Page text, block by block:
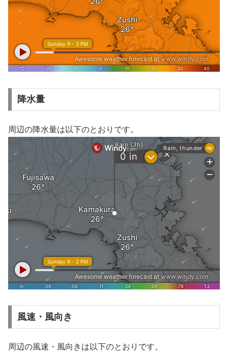
降水量
周辺の降水量は以下のとおりです。
風速・風向き
周辺の風速・風向きは以下のとおりです。